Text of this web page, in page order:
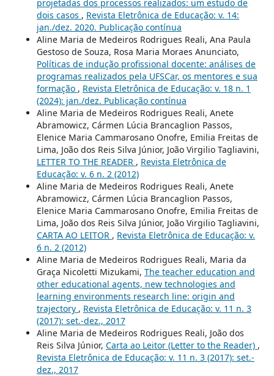
projetadas dos processos realizados: um estudo de
dois casos , Revista Eletrônica de Educação: v. 14:
jan./dez. 2020. Publicação contínua
Aline Maria de Medeiros Rodrigues Reali, Ana Paula
Gestoso de Souza, Rosa Maria Moraes Anunciato,
Políticas de indução profissional docente: análises de
programas realizados pela UFSCar, os mentores e sua
formação , Revista Eletrônica de Educação: v. 18 n. 1
(2024): jan./dez. Publicação contínua
Aline Maria de Medeiros Rodrigues Reali, Anete
Abramowicz, Cármen Lúcia Brancaglion Passos,
Elenice Maria Cammarosano Onofre, Emilia Freitas de
Lima, João dos Reis Silva Júnior, João Virgilio Tagliavini,
LETTER TO THE READER , Revista Eletrônica de
Educação: v. 6 n. 2 (2012)
Aline Maria de Medeiros Rodrigues Reali, Anete
Abramowicz, Cármen Lúcia Brancaglion Passos,
Elenice Maria Cammarosano Onofre, Emilia Freitas de
Lima, João dos Reis Silva Júnior, João Virgilio Tagliavini,
CARTA AO LEITOR , Revista Eletrônica de Educação: v.
6 n. 2 (2012)
Aline Maria de Medeiros Rodrigues Reali, Maria da
Graça Nicoletti Mizukami, The teacher education and
other educational agents, new technologies and
learning environments research line: origin and
trajectory , Revista Eletrônica de Educação: v. 11 n. 3
(2017): set.-dez., 2017
Aline Maria de Medeiros Rodrigues Reali, João dos
Reis Silva Júnior, Carta ao Leitor (Letter to the Reader) ,
Revista Eletrônica de Educação: v. 11 n. 3 (2017): set.-
dez., 2017